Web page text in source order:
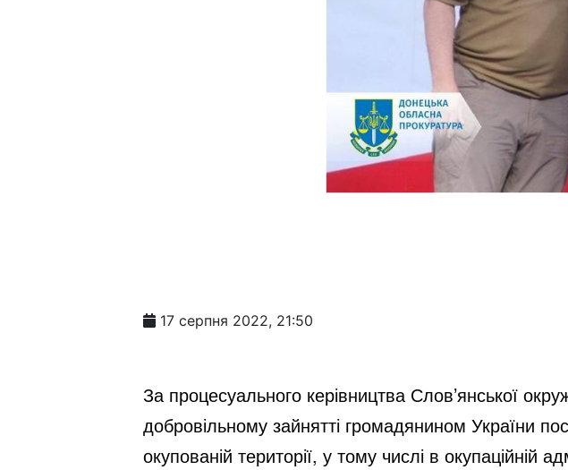
17 серпня 2022, 21:50
За процесуального керівництва Слов’янської
добровільному зайнятті громадянином України
окупованій території, у тому числі в окупаційній